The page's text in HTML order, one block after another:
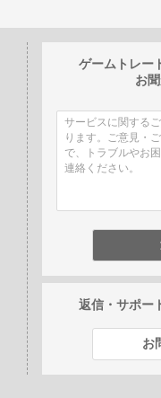
ゲームトレー
お
返信・サポー
お